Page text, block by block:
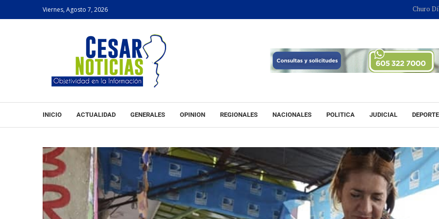
Viernes, Agosto 7, 2026 Churo Díaz
INICIO ACTUALIDAD GENERALES OPINION REGIONALES NACIONALES POLITICA JUDICIAL